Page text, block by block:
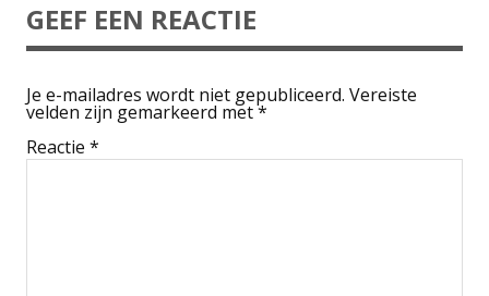
GEEF EEN REACTIE
Je e-mailadres wordt niet gepubliceerd. Vereiste
velden zijn gemarkeerd met*
Reactie *